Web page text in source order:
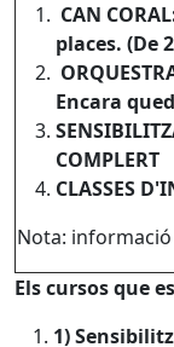
CAN
places. (De
Encara
COMPLERT
CLASSES
Nota:
Els cursos que
1)